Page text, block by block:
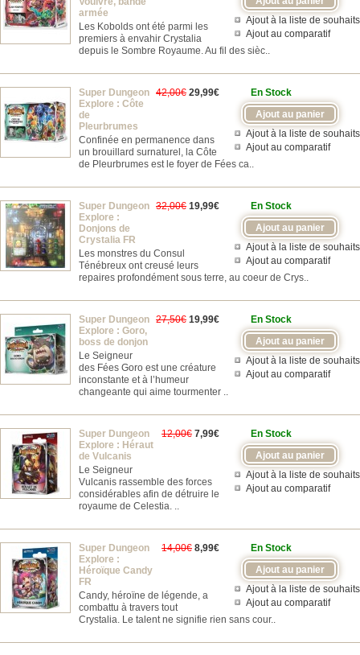
Ajout à la liste de souhaits
Ajout au comparatif
armée
Les Kobolds ont été parmi les
premiers à envahir Crystalia
depuis le Sombre Royaume. Au fil des sièc..
En Stock
Ajout à la liste de souhaits
Ajout au comparatif
42,00€ 29,99€
Super Dungeon
Explore : Côte
de
Pleurbrumes
Confinée en permanence dans
un brouillard surnaturel, la Côte
de Pleurbrumes est le foyer de Fées ca..
En Stock
Ajout à la liste de souhaits
Ajout au comparatif
32,00€ 19,99€
Super Dungeon
Explore :
Donjons de
Crystalia FR
Les monstres du Consul
Ténébreux ont creusé leurs
repaires profondément sous terre, au coeur de Crys..
En Stock
Ajout à la liste de souhaits
Ajout au comparatif
27,50€ 19,99€
Super Dungeon
Explore : Goro,
boss de donjon
Le Seigneur
des Fées Goro est une créature
inconstante et à l’humeur
changeante qui aime tourmenter ..
En Stock
Ajout à la liste de souhaits
Ajout au comparatif
12,00€ 7,99€
Super Dungeon
Explore : Héraut
de Vulcanis
Le Seigneur
Vulcanis rassemble des forces
considérables afin de détruire le
royaume de Celestia. ..
En Stock
Ajout à la liste de souhaits
Ajout au comparatif
14,00€ 8,99€
Super Dungeon
Explore :
Héroïque Candy
FR
Candy, héroïne de légende, a
combattu à travers tout
Crystalia. Le talent ne signifie rien sans cour..